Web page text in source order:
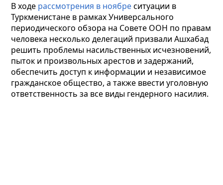
В ходе рассмотрения в ноябреситуации в
Туркменистане в рамках Универсального
периодического обзора на Совете ООН по правам
человека несколько делегаций призвали Ашхабад
решить проблемы насильственных исчезновений,
пыток и произвольных арестов и задержаний,
обеспечить доступ к информации и независимое
гражданское общество, а также ввести уголовную
ответственность за все виды гендерного насилия.